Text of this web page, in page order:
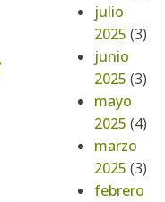
julio
2025 (3)
junio
2025 (3)
mayo
2025 (4)
marzo
2025 (3)
febrero